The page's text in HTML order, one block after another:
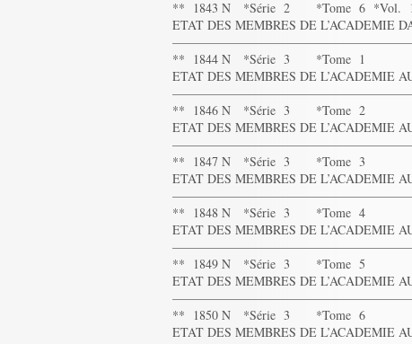
** 1843 N *Série 2 *Tome 6 *Vol.
ETAT DES MEMBRES DE L’ACADEMIE
** 1844 N *Série 3 *Tome 1
ETAT DES MEMBRES DE L’ACADEMIE
** 1846 N *Série 3 *Tome 2
ETAT DES MEMBRES DE L’ACADEMIE
** 1847 N *Série 3 *Tome 3
ETAT DES MEMBRES DE L’ACADEMIE
** 1848 N *Série 3 *Tome 4
ETAT DES MEMBRES DE L’ACADEMIE
** 1849 N *Série 3 *Tome 5
ETAT DES MEMBRES DE L’ACADEMIE
** 1850 N *Série 3 *Tome 6
ETAT DES MEMBRES DE L’ACADEMIE